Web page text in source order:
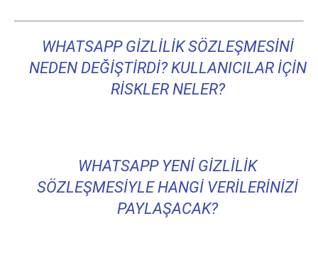
WHATSAPP GIZLILIK SÖZLEŞMESINI
NEDEN DEĞIŞTIRDI? KULLANICILAR IÇIN
RISKLER NELER?
WHATSAPP YENI GIZLILIK
SÖZLEŞMESIYLE HANGI VERILERINIZI
PAYLAŞACAK?